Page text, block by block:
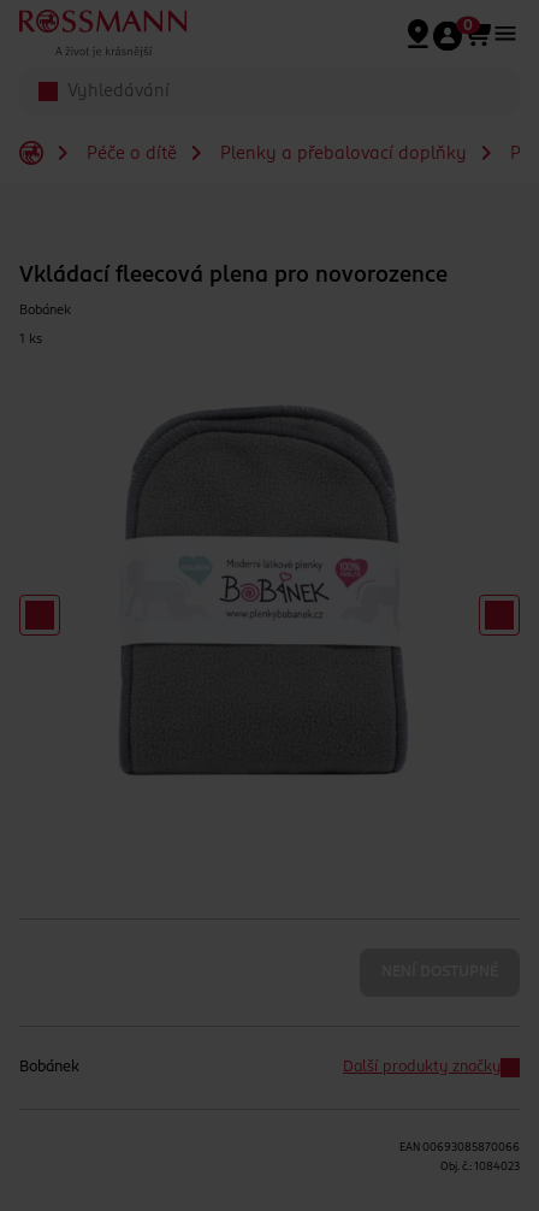
Přeskočit na hlavmní obsah
0
Péče o dítě Plenky a přebalovací doplňky
Vkládací fleecová plena pro novorozence
Bobánek
1 ks
Bobánek Další produkty značky
EAN 00693085870066
Obj. č.: 1084023